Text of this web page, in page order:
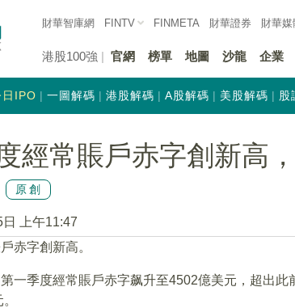
財華智庫網 FINTV FINMETA 財華證券 財華媒
港股100強 官網 榜單 地圖 沙龍 企業
日IPO 一圖解碼 港股解碼 A股解碼 美股解碼 股
經常賬戶赤字創新高
原創
上午11:47
赤字創新高。
一季度經常賬戶赤字飙升至4502億美元，超出